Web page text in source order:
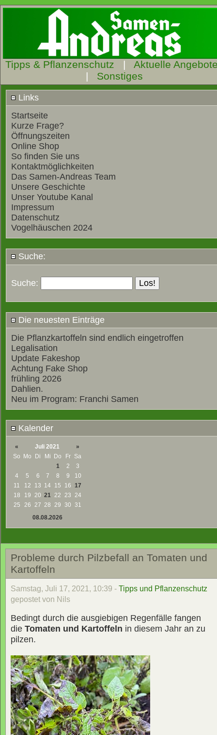
Tipps & Pflanzenschutz | Aktuelle
| Sonstiges
Links
Startseite
Kurze Frage?
Öffnungszeiten
Online Shop
So finden Sie uns
Kontaktmöglichkeiten
Das Samen-Andreas Team
Unsere Geschichte
Unser Youtube Kanal
Impressum
Datenschutz
Vogelhäuschen 2024
Suche:
Suche:
Die neuesten Einträge
Die Pflanzkartoffeln sind endlich eingetroffen
Legalisation
Update Fakeshop
Achtung Fake Shop
frühling 2026
Dahlien.
Neu im Program: Franchi Samen
Kalender
« Juli 2021
»
So Mo Di Mi Do Fr
Sa
1
2
3
4
5 6 7 8 9
10
11
12 13 14 15 16 17
18
19 20 21 22 23 24
25
26 27 28 29 30 31
08.08.2026
Probleme durch Pilzbefall an Tomaten und
Kartoffeln
Samstag, Juli 17, 2021, 10:39 - Tipps und Pflanzenschutz
gepostet von Nils
Bedingt durch die ausgiebigen Regenfälle fangen
die Tomaten und Kartoffeln in diesem Jahr an zu
pilzen.